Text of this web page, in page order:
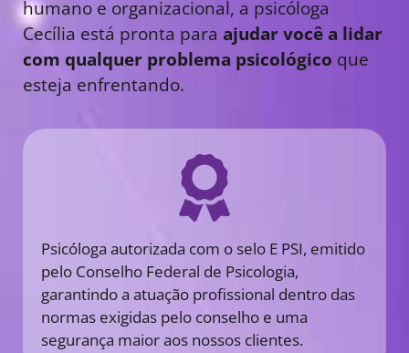
humano e organizacional, a psicóloga
Cecília está pronta para ajudar você a lidar
com qualquer problema psicológico que
esteja enfrentando.
Psicóloga autorizada com o selo E PSI, emitido
pelo Conselho Federal de Psicologia,
garantindo a atuação profissional dentro das
normas exigidas pelo conselho e uma
segurança maior aos nossos clientes.